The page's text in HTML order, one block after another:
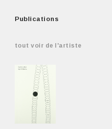
Publications
tout voir de l'artiste